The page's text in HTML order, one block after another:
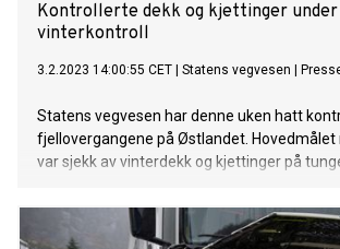
Kontrollerte dekk og kjettinger
vinterkontroll
3.2.2023 14:00:55 CET Statens vegvesen
Statens vegvesen har denne uken hatt
fjellovergangene på Østlandet. Hovedmålet
var sjekk av vinterdekk og kjettinger på